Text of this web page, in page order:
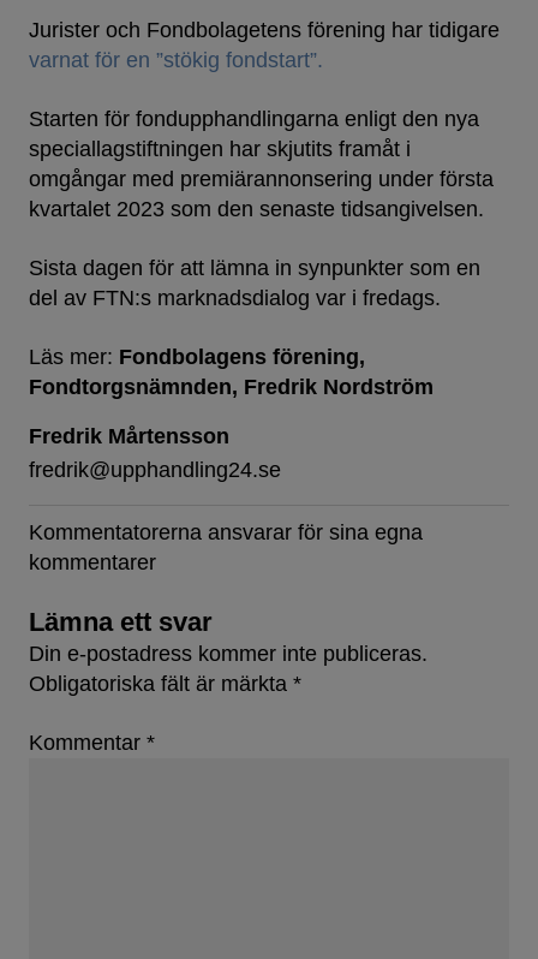
Jurister och Fondbolagetens förening har tidigare
varnat för en ”stökig fondstart”.
Starten för fondupphandlingarna enligt den nya
speciallagstiftningen har skjutits framåt i
omgångar med premiärannonsering under första
kvartalet 2023 som den senaste tidsangivelsen.
Sista dagen för att lämna in synpunkter som en
del av FTN:s marknadsdialog var i fredags.
Läs mer: Fondbolagens förening
Fondtorgsnämnden Fredrik Nordström
Fredrik Mårtensson
fredrik@upphandling24.se
Kommentatorerna ansvarar för sina egna
kommentarer
Lämna ett svar
Din e-postadress kommer inte publiceras.
Obligatoriska fält är märkta *
Kommentar *